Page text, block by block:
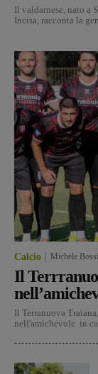
Il valdarnese, nato a
Incisa, racconta la
Calcio Michele
Il
Il Terranuova
nell'amichevole in